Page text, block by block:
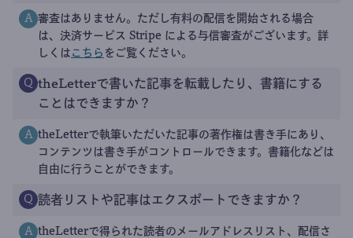
A 審査はありません。ただし有料の配信を開始される場合
は、決済サービス Stripe による与信審査がございます。詳
しくは こちら をご覧ください。
Q theLetterで書いた記事を転載したり、書籍にする
ことはできますか？
A theLetterで執筆いただいた記事の著作権は書き手にあり、
コンテンツは書き手がコントロールできます。書籍化などは
自由に行うことができます。
Q 読者リストや記事はエクスポートできますか？
A theLetterで得られた読者のメールアドレスリスト、配信さ